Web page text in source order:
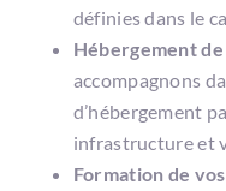
définies dans le
Hébergement
accompagnons
d’hébergement
infrastructure et
Formation de